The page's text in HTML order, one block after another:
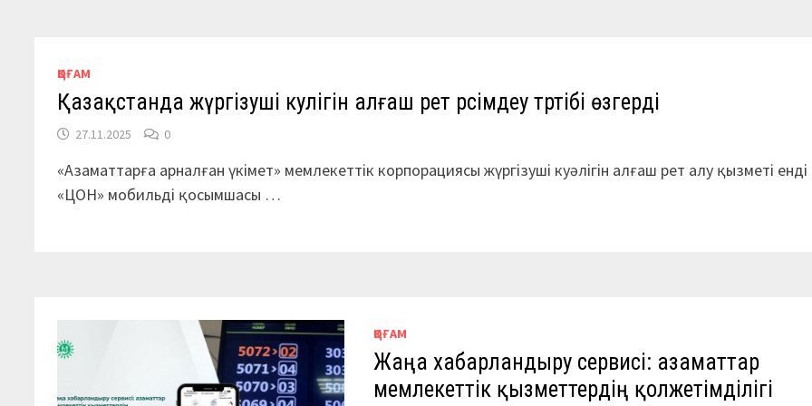
ҚОҒАМ
Қазақстанда жүргізуші куәлігін алғаш рет рәсімдеу тәртібі өзгерді
27.11.2025 0
«Азаматтарға арналған үкімет» мемлекеттік корпорациясы жүргізуші куәлігін алғаш рет алу қызметі енді
«ЦОН» мобильді қосымшасы …
ҚОҒАМ
Жаңа хабарландыру сервисі: азаматтар
мемлекеттік қызметтердің қолжетімділігі